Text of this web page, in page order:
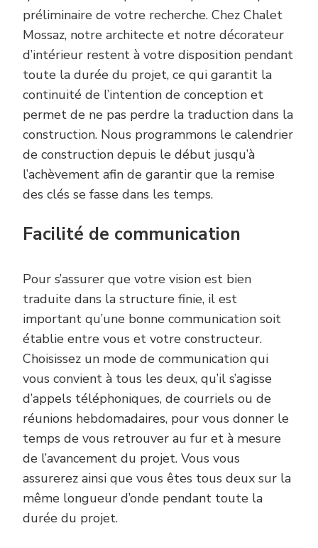
préliminaire de votre recherche. Chez Chalet
Mossaz, notre architecte et notre décorateur
d’intérieur restent à votre disposition pendant
toute la durée du projet, ce qui garantit la
continuité de l’intention de conception et
permet de ne pas perdre la traduction dans la
construction. Nous programmons le calendrier
de construction depuis le début jusqu’à
l’achèvement afin de garantir que la remise
des clés se fasse dans les temps.
Facilité de communication
Pour s’assurer que votre vision est bien
traduite dans la structure finie, il est
important qu’une bonne communication soit
établie entre vous et votre constructeur.
Choisissez un mode de communication qui
vous convient à tous les deux, qu’il s’agisse
d’appels téléphoniques, de courriels ou de
réunions hebdomadaires, pour vous donner le
temps de vous retrouver au fur et à mesure
de l’avancement du projet. Vous vous
assurerez ainsi que vous êtes tous deux sur la
même longueur d’onde pendant toute la
durée du projet.